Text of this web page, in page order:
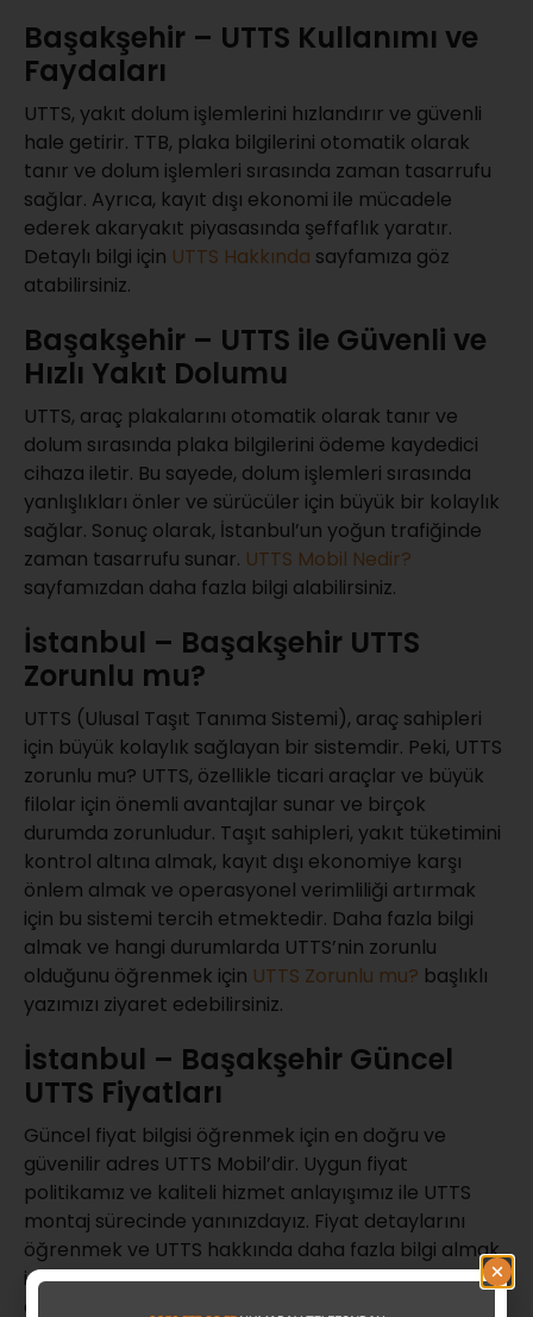
Başakşehir – UTTS Kullanımı ve
Faydaları
UTTS, yakıt dolum işlemlerini hızlandırır ve güvenli
hale getirir. TTB, plaka bilgilerini otomatik olarak
tanır ve dolum işlemleri sırasında zaman tasarrufu
sağlar. Ayrıca, kayıt dışı ekonomi ile mücadele
ederek akaryakıt piyasasında şeffaflık yaratır.
Detaylı bilgi için UTTS Hakkında sayfamıza göz
atabilirsiniz.
Başakşehir – UTTS ile Güvenli ve
Hızlı Yakıt Dolumu
UTTS, araç plakalarını otomatik olarak tanır ve
dolum sırasında plaka bilgilerini ödeme kaydedici
cihaza iletir. Bu sayede, dolum işlemleri sırasında
yanlışlıkları önler ve sürücüler için büyük bir kolaylık
sağlar. Sonuç olarak, İstanbul’un yoğun trafiğinde
zaman tasarrufu sunar. UTTS Mobil Nedir?
sayfamızdan daha fazla bilgi alabilirsiniz.
İstanbul – Başakşehir UTTS
Zorunlu mu?
UTTS (Ulusal Taşıt Tanıma Sistemi), araç sahipleri
için büyük kolaylık sağlayan bir sistemdir. Peki, UTTS
zorunlu mu? UTTS, özellikle ticari araçlar ve büyük
filolar için önemli avantajlar sunar ve birçok
durumda zorunludur. Taşıt sahipleri, yakıt tüketimini
kontrol altına almak, kayıt dışı ekonomiye karşı
önlem almak ve operasyonel verimliliği artırmak
için bu sistemi tercih etmektedir. Daha fazla bilgi
almak ve hangi durumlarda UTTS’nin zorunlu
olduğunu öğrenmek için UTTS Zorunlu mu? başlıklı
yazımızı ziyaret edebilirsiniz.
İstanbul – Başakşehir Güncel
UTTS Fiyatları
Güncel fiyat bilgisi öğrenmek için en doğru ve
güvenilir adres UTTS Mobil’dir. Uygun fiyat
politikamız ve kaliteli hizmet anlayışımız ile UTTS
montaj sürecinde yanınızdayız. Fiyat detaylarını
öğrenmek ve UTTS hakkında daha fazla bilgi almak
içinGüncel UTTS Fiyatlarısayfamızı ziyaret
edebilirsiniz.